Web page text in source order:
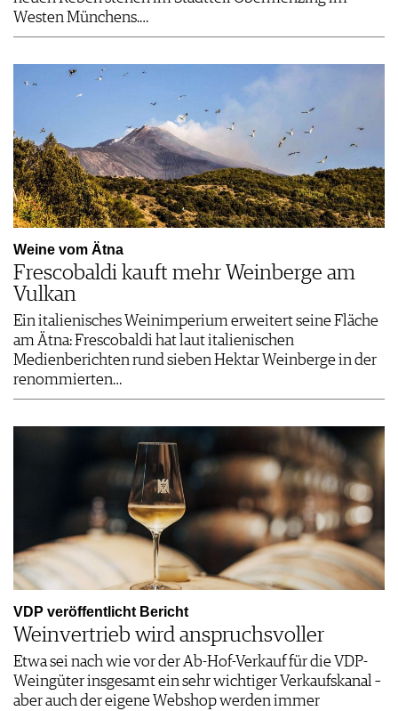
Westen Münchens.…
Weine vom Ätna
Frescobaldi kauft mehr Weinberge am
Vulkan
Ein italienisches Weinimperium erweitert seine Fläche
am Ätna: Frescobaldi hat laut italienischen
Medienberichten rund sieben Hektar Weinberge in der
renommierten…
VDP veröffentlicht Bericht
Weinvertrieb wird anspruchsvoller
Etwa sei nach wie vor der Ab-Hof-Verkauf für die VDP-
Weingüter insgesamt ein sehr wichtiger Verkaufskanal –
aber auch der eigene Webshop werden immer